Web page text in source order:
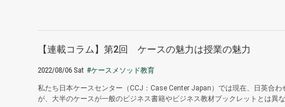
【連載コラム】第2回 ケースの魅力は授業の魅力
2022/08/06 Sat #ケースメソッド教育
私たち日本ケースセンター（CCJ：Case Center Japan）では現在、日英合
が、大半のケースが一般のビジネス書籍やビジネス教材ブックレットとは異